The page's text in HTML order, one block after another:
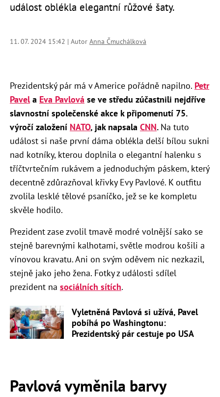
událost oblékla elegantní růžové šaty.
11. 07. 2024 15:42 | Autor Anna Čmuchálková
Prezidentský pár má v Americe pořádně napilno. Petr
Pavela Eva Pavlová se ve středu zúčastnili nejdříve
slavnostní společenské akce k připomenutí 75.
výročí založení NATO, jak napsala CNN. Na tuto
událost si naše první dáma oblékla delší bílou sukni
nad kotníky, kterou doplnila o elegantní halenku s
tříčtvrtečním rukávem a jednoduchým páskem, který
decentně zdůrazňoval křivky Evy Pavlové. K outfitu
zvolila lesklé tělové psaníčko, jež se ke kompletu
skvěle hodilo.
Prezident zase zvolil tmavě modré volnější sako se
stejně barevnými kalhotami, světle modrou košili a
vínovou kravatu. Ani on svým oděvem nic nezkazil,
stejně jako jeho žena. Fotky z události sdílel
prezident na sociálních sítích.
Vyletněná Pavlová si užívá, Pavel
pobíhá po Washingtonu:
Prezidentský pár cestuje po USA
Pavlová vyměnila barvy